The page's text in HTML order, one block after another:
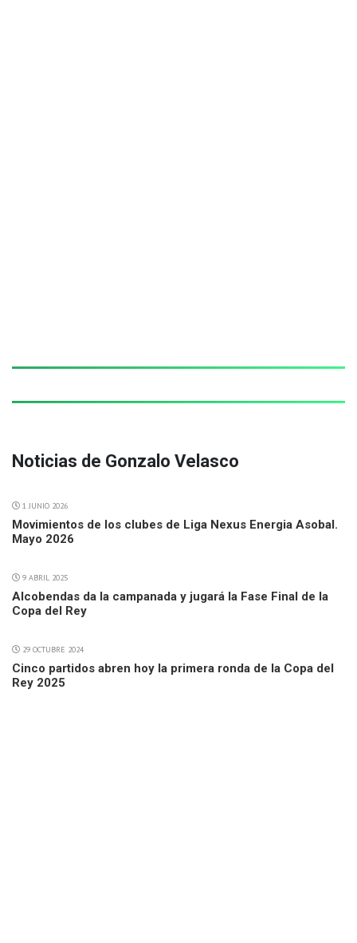
Noticias de Gonzalo Velasco
1 JUNIO 2026
Movimientos de los clubes de Liga Nexus Energia Asobal.
Mayo 2026
9 ABRIL 2025
Alcobendas da la campanada y jugará la Fase Final de la
Copa del Rey
29 OCTUBRE 2024
Cinco partidos abren hoy la primera ronda de la Copa del
Rey 2025